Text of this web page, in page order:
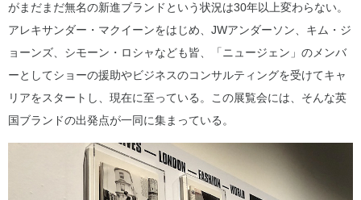
がまだまだ無名の新進ブランドという状況は30年以上変わらない。
アレキサンダー・マクイーンをはじめ、JWアンダーソン、キム・ジ
ョーンズ、シモーン・ロシャなども皆、「ニュージェン」のメンバ
ーとしてショーの援助やビジネスのコンサルティングを受けてキャ
リアをスタートし、現在に至っている。この展覧会には、そんな英
国ブランドの出発点が一同に集まっている。